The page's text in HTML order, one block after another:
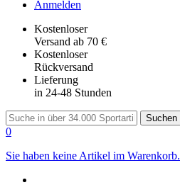
Anmelden
Kostenloser
Versand ab 70 €
Kostenloser
Rückversand
Lieferung
in 24-48 Stunden
Suchen
0
Sie haben keine Artikel im Warenkorb.